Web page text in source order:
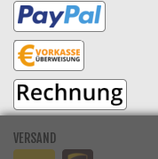
VERSAND